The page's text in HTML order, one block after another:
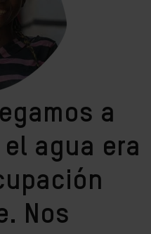
a
agua era
Nos